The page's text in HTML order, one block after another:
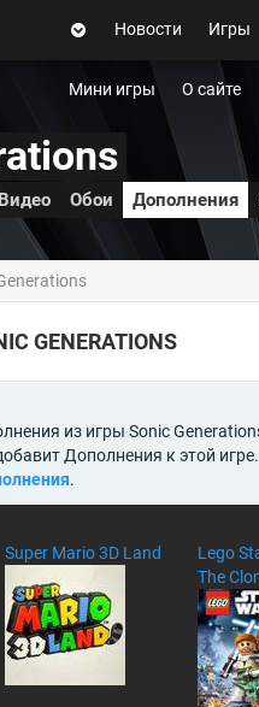
т
м
ы
Новости Игры
Мини игры О сайте
Видео Обои Дополнения
GENERATIONS
из игры Sonic
Дополнения к этой игре.
.
Super Mario 3D Land
Lego
The